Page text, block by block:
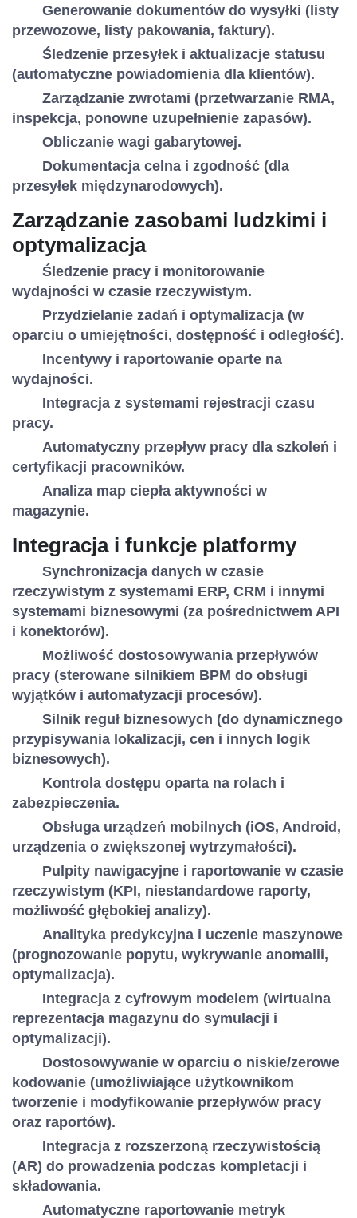
Generowanie dokumentów do wysyłki (listy
przewozowe, listy pakowania, faktury).
Śledzenie przesyłek i aktualizacje statusu
(automatyczne powiadomienia dla klientów).
Zarządzanie zwrotami (przetwarzanie RMA,
inspekcja, ponowne uzupełnienie zapasów).
Obliczanie wagi gabarytowej.
Dokumentacja celna i zgodność (dla
przesyłek międzynarodowych).
Zarządzanie zasobami ludzkimi i
optymalizacja
Śledzenie pracy i monitorowanie
wydajności w czasie rzeczywistym.
Przydzielanie zadań i optymalizacja (w
oparciu o umiejętności, dostępność i odległość).
Incentywy i raportowanie oparte na
wydajności.
Integracja z systemami rejestracji czasu
pracy.
Automatyczny przepływ pracy dla szkoleń i
certyfikacji pracowników.
Analiza map ciepła aktywności w
magazynie.
Integracja i funkcje platformy
Synchronizacja danych w czasie
rzeczywistym z systemami ERP, CRM i innymi
systemami biznesowymi (za pośrednictwem API
i konektorów).
Możliwość dostosowywania przepływów
pracy (sterowane silnikiem BPM do obsługi
wyjątków i automatyzacji procesów).
Silnik reguł biznesowych (do dynamicznego
przypisywania lokalizacji, cen i innych logik
biznesowych).
Kontrola dostępu oparta na rolach i
zabezpieczenia.
Obsługa urządzeń mobilnych (iOS, Android,
urządzenia o zwiększonej wytrzymałości).
Pulpity nawigacyjne i raportowanie w czasie
rzeczywistym (KPI, niestandardowe raporty,
możliwość głębokiej analizy).
Analityka predykcyjna i uczenie maszynowe
(prognozowanie popytu, wykrywanie anomalii,
optymalizacja).
Integracja z cyfrowym modelem (wirtualna
reprezentacja magazynu do symulacji i
optymalizacji).
Dostosowywanie w oparciu o niskie/zerowe
kodowanie (umożliwiające użytkownikom
tworzenie i modyfikowanie przepływów pracy
oraz raportów).
Integracja z rozszerzoną rzeczywistością
(AR) do prowadzenia podczas kompletacji i
składowania.
Automatyczne raportowanie metryk